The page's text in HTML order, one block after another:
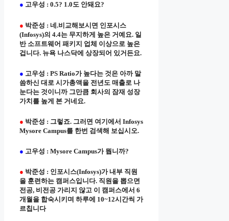
● 고우성 : 0.5? 1.0도 안돼요?
● 박준성 : 네.비교해보시면 인포시스
(Infosys)의 4.4는 무지하게 높은 거예요. 일
반 소프트웨어 패키지 업체 이상으로 높은
겁니다. 뉴욕 나스닥에 상장되어 있거든요.
● 고우성 : PS Ratio가 높다는 것은 아까 말
씀하신 대로 시가총액을 전년도 매출로 나
눈다는 것이니까 그만큼 회사의 잠재 성장
가치를 높게 본 거네요.
● 박준성 : 그렇죠. 그러면 여기에서 Infosys
Mysore Campus를 한번 검색해 보십시오.
● 고우성 : Mysore Campus가 뭡니까?
● 박준성 : 인포시스(Infosys)가 내부 직원
을 훈련하는 캠퍼스입니다. 직원을 뽑으면
전공, 비전공 가리지 않고 이 캠퍼스에서 6
개월을 합숙시키며 하루에 10~12시간씩 가
르칩니다